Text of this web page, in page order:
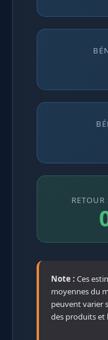
Note : Ces
moyennes du
peuvent varier
des produits et